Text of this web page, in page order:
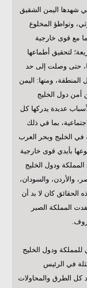
شهدها اليمن الشقيق
وتواطؤ المخلوع
مع قوى خارجية
لتحقيق أطماعها
حتى وصلت إلى حد
المنطقة، ومنها: اليمن
أمن دول الخليج
عديدة يدركها كل
بما في ذلك
في الخليج وبحر العرب
بأيدي قوى خارجية
ودول الخليج
والأردن، والسودان،
كان لا بد أن
المملكة الصبر
للمملكة ودول الخليج
في الرئيس
كل الطرق والمحاولات